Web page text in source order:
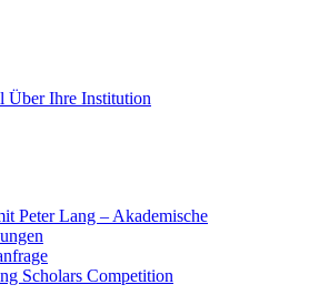
Über Ihre Institution
Peter Lang – Akademische
Scholars Competition